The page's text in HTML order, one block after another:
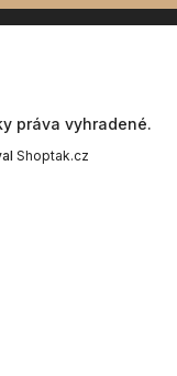
práva vyhradené.
Shoptak.cz